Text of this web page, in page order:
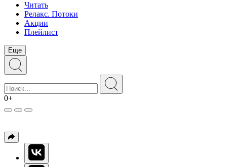
Читать
Релакс. Потоки
Акции
Плейлист
Еще
0+